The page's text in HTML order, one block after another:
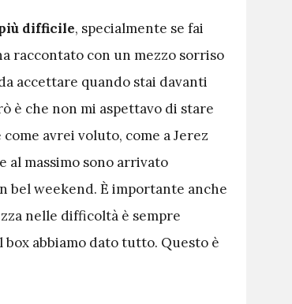
difficile, specialmente se fai
raccontato con un mezzo sorriso
accettare quando stai davanti
è che non mi aspettavo di stare
avrei voluto, come a Jerez
al massimo sono arrivato
bel weekend. È importante anche
nelle difficoltà è sempre
abbiamo dato tutto. Questo è